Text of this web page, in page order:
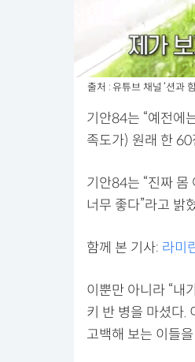
출처 : 유튜브 채널 ‘션과
기안84는 “예전에
족도가) 원래 한
기안84는 “진짜 몸
너무 좋다”라고 밝
함께 본 기사: 라미
이뿐만 아니라 “내
키 반 병을 마셨다.
고백해 보는 이들